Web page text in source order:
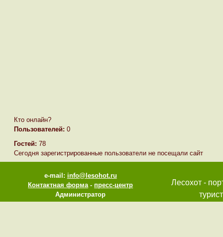
Кто онлайн?
Пользователей: 0
Гостей: 78
Сегодня зарегистрированные пользователи не посещали сайт
e-mail: info@lesohot.ru
Контактная форма-пресс-центр
Администратор
Лесохот -